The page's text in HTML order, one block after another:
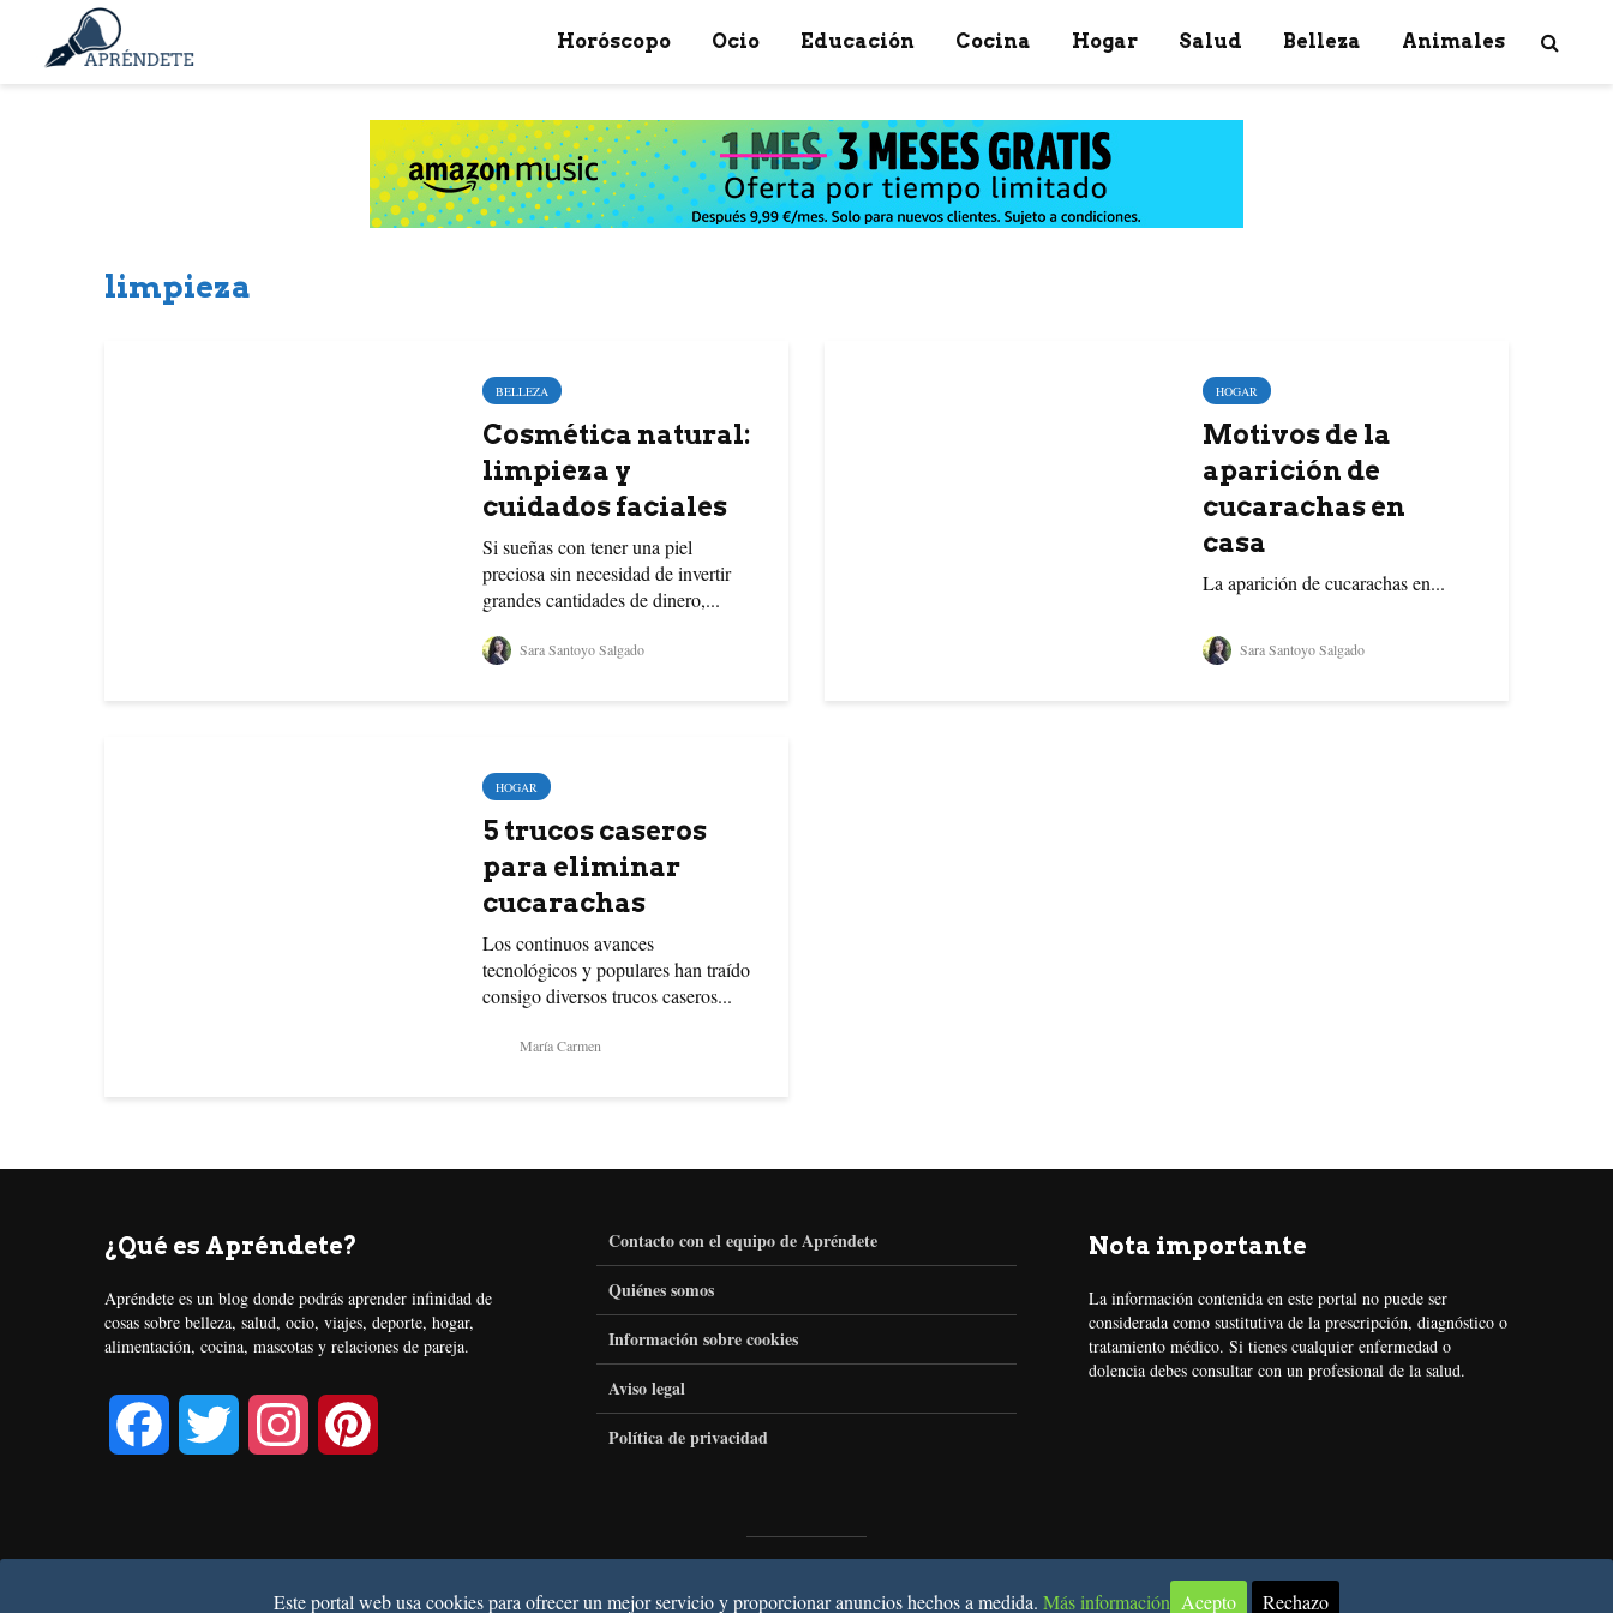
Horóscopo Ocio Educación Cocina Hogar Salud Belleza Animales
limpieza
BELLEZA
Cosmética natural:
limpieza y
cuidados faciales
Si sueñas con tener una piel
preciosa sin necesidad de invertir
grandes cantidades de dinero,...
Sara Santoyo Salgado
HOGAR
Motivos de la
aparición de
cucarachas en
casa
La aparición de cucarachas en...
Sara Santoyo Salgado
HOGAR
5 trucos caseros
para eliminar
cucarachas
Los continuos avances
tecnológicos y populares han traído
consigo diversos trucos caseros...
María Carmen
¿Qué es Apréndete?
Apréndete es un blog donde podrás aprender infinidad de
cosas sobre belleza, salud, ocio, viajes, deporte, hogar,
alimentación, cocina, mascotas y relaciones de pareja.
t t
Contacto con el equipo de Apréndete
Quiénes somos
Información sobre cookies
Aviso legal
Política de privacidad
Nota importante
La información contenida en este portal no puede ser
considerada como sustitutiva de la prescripción, diagnóstico o
tratamiento médico. Si tienes cualquier enfermedad o
dolencia debes consultar con un profesional de la salud.
Didesco
Este portal web usa cookies para ofrecer un mejor servicio y proporcionar anuncios hechos a medida. Más información Acepto Rechazo